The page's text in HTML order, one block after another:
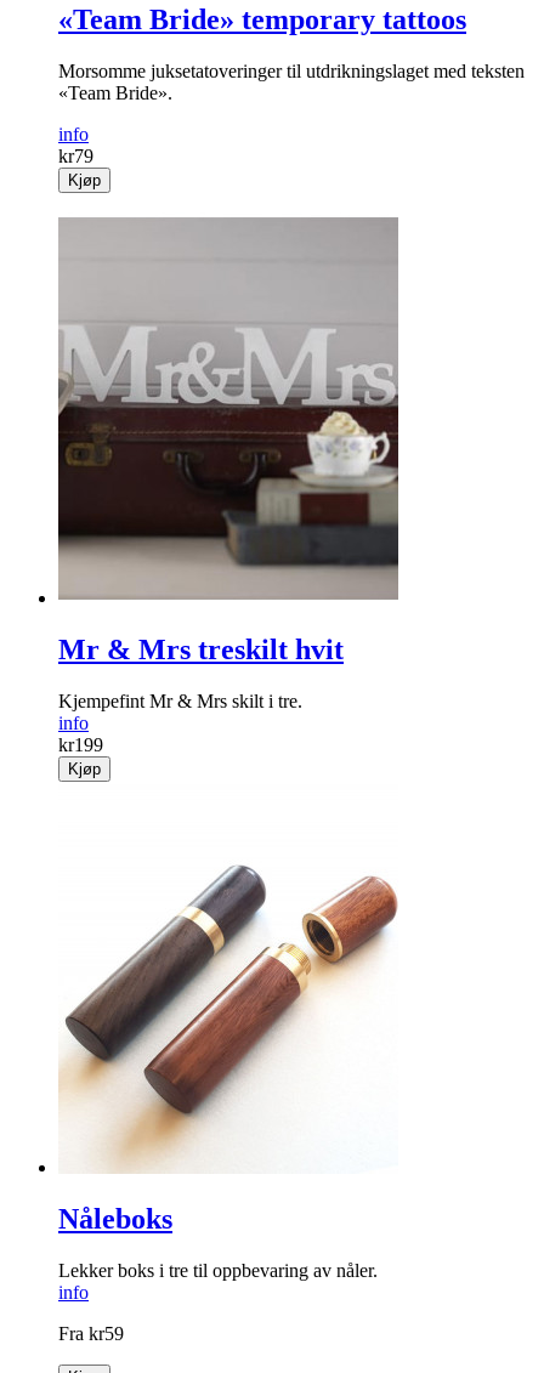
«Team Bride» temporary tattoos
Morsomme juksetatoveringer til utdrikningslaget med teksten
«Team Bride».
info
kr79
Kjøp
Mr & Mrs treskilt hvit
Kjempefint Mr & Mrs skilt i tre.
info
kr199
Kjøp
Nåleboks
Lekker boks i tre til oppbevaring av nåler.
info
Fra kr59